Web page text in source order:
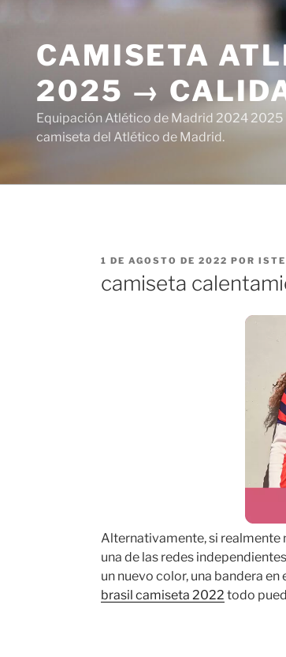
CAMISETA
2025 →
Equipación Atlético de Madrid 2024 2025
camiseta del Atlético de Madrid.
PUBLICADO
1 DE AGOSTO DE 2022 POR
camiseta
Alternativamente, si realmente
una de las redes
un nuevo color, una bandera en
brasil camiseta 2022 todo